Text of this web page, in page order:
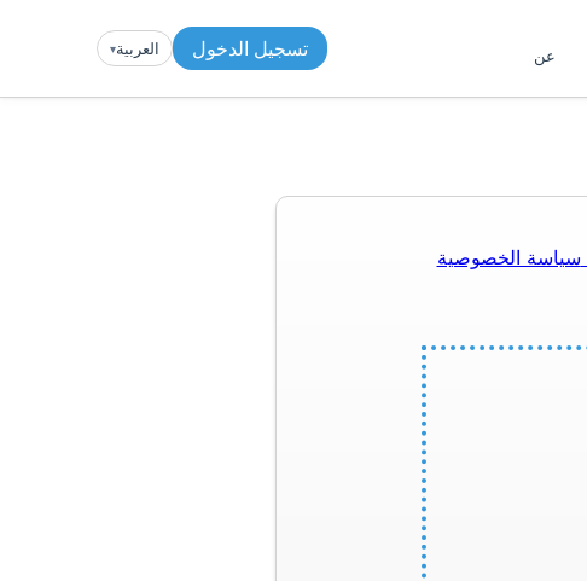
عن تسجيل الدخول العربية▾︎
سياسة الخصوصية